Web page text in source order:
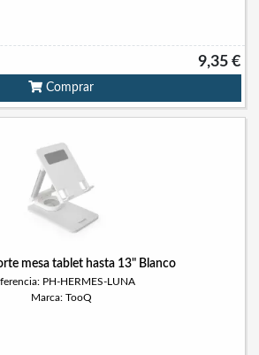
9,35 €
Comprar
mesa tablet hasta 13" Blanco
PH-HERMES-LUNA
Marca: TooQ